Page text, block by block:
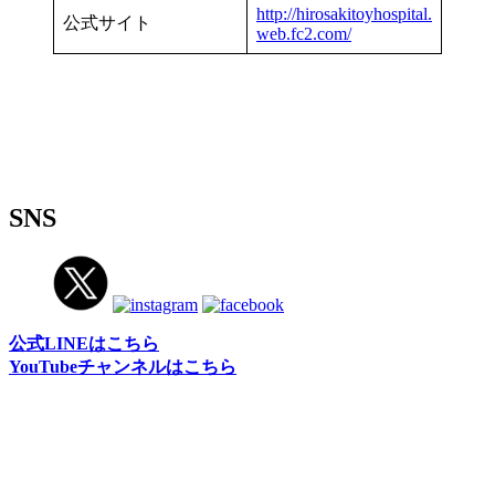
公式サイト
http://hirosakitoyhospital.
web.fc2.com/
SNS
公式LINEはこちら
YouTubeチャンネルはこちら